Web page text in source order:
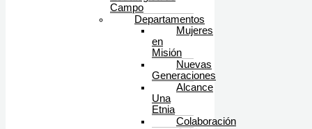
Campo
Departamentos
Mujeres
en
Misión
Nuevas
Generaciones
Alcance
Una
Etnia
Colaboración